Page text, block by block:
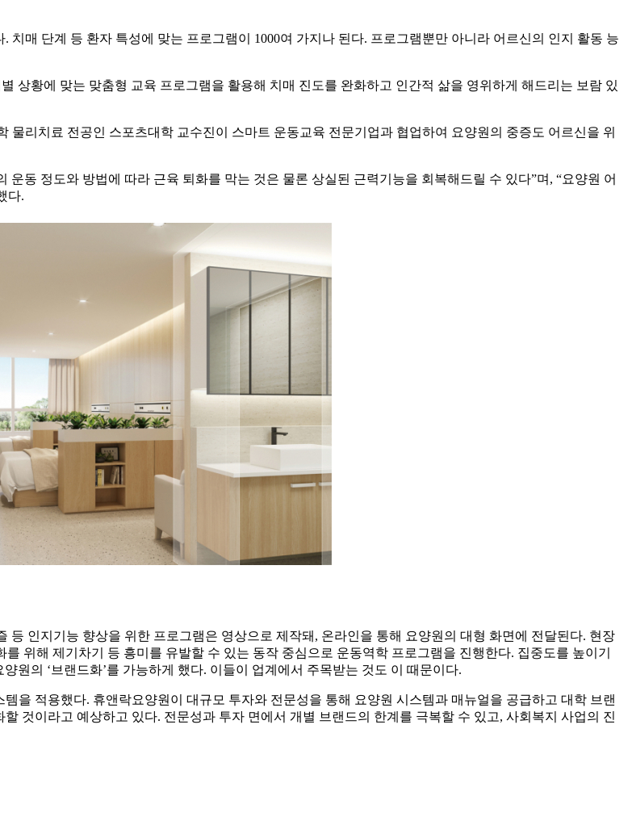
매 단계 등 환자 특성에 맞는 프로그램이 1000여 가지나 된다. 프로그램뿐만 아니라 어르신의 인지 활동 능
상황에 맞는 맞춤형 교육 프로그램을 활용해 치매 진도를 완화하고 인간적 삶을 영위하게 해드리는 보람 있
리치료 전공인 스포츠대학 교수진이 스마트 운동교육 전문기업과 협업하여 요양원의 중증도 어르신을 위
동 정도와 방법에 따라 근육 퇴화를 막는 것은 물론 상실된 근력기능을 회복해드릴 수 있다”며, “요양원 어
다.
인지기능 향상을 위한 프로그램은 영상으로 제작돼, 온라인을 통해 요양원의 대형 화면에 전달된다. 현장
위해 제기차기 등 흥미를 유발할 수 있는 동작 중심으로 운동역학 프로그램을 진행한다. 집중도를 높이기
원의 ‘브랜드화’를 가능하게 했다. 이들이 업계에서 주목받는 것도 이 때문이다.
을 적용했다. 휴앤락요양원이 대규모 투자와 전문성을 통해 요양원 시스템과 매뉴얼을 공급하고 대학 브랜
것이라고 예상하고 있다. 전문성과 투자 면에서 개별 브랜드의 한계를 극복할 수 있고, 사회복지 사업의 진